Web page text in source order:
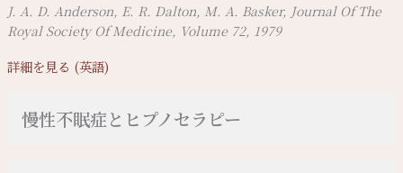
J. A. D. Anderson, E. R. Dalton, M. A. Basker, Journal Of The
Royal Society Of Medicine, Volume 72, 1979
詳細を見る (英語)
慢性不眠症とヒプノセラピー